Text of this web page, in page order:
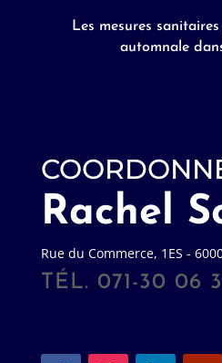
Les mesures
automnale
Rachel
Rue du Commerce, 1ES -
TÉL. 071-30 06